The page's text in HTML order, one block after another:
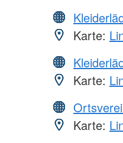
Karte:
Karte:
Karte: